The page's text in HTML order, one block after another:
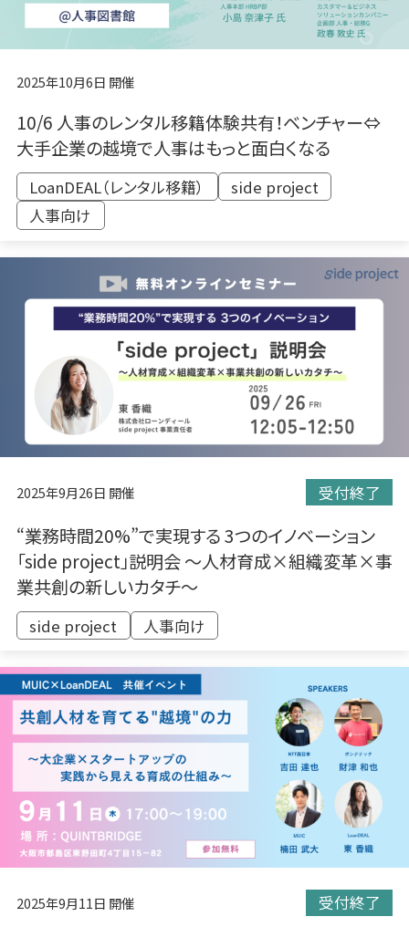
2025年10月6日 開催
10/6 人事のレンタル移籍体験共有！ベンチャー⇔
大手企業の越境で人事はもっと面白くなる
LoanDEAL（レンタル移籍）
side project
人事向け
2025年9月26日 開催 受付終了
“業務時間20%”で実現する 3つのイノベーション
「side project」説明会 ～人材育成×組織変革×事
業共創の新しいカタチ～
side project 人事向け
2025年9月11日 開催 受付終了